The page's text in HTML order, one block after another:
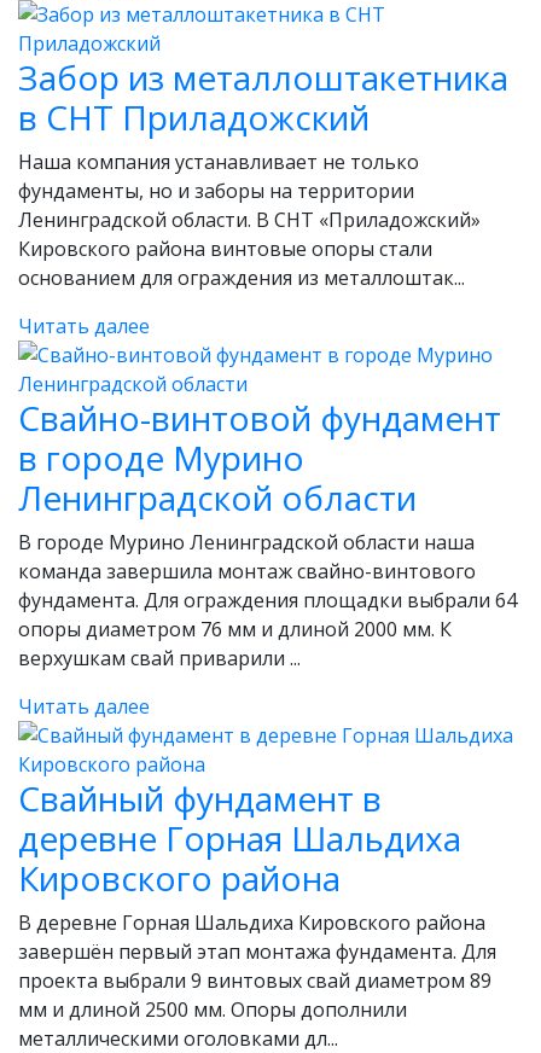
Забор из металлоштакетника
в СНТ Приладожский
Наша компания устанавливает не только
фундаменты, но и заборы на территории
Ленинградской области. В СНТ «Приладожский»
Кировского района винтовые опоры стали
основанием для ограждения из металлоштак...
Читать далее
Свайно-винтовой фундамент
в городе Мурино
Ленинградской области
В городе Мурино Ленинградской области наша
команда завершила монтаж свайно-винтового
фундамента. Для ограждения площадки выбрали 64
опоры диаметром 76 мм и длиной 2000 мм. К
верхушкам свай приварили ...
Читать далее
Свайный фундамент в
деревне Горная Шальдиха
Кировского района
В деревне Горная Шальдиха Кировского района
завершён первый этап монтажа фундамента. Для
проекта выбрали 9 винтовых свай диаметром 89
мм и длиной 2500 мм. Опоры дополнили
металлическими оголовками дл...